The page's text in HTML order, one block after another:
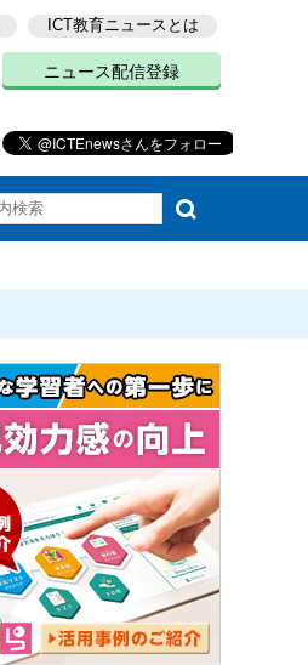
ICT教育ニュースとは
ニュース配信登録